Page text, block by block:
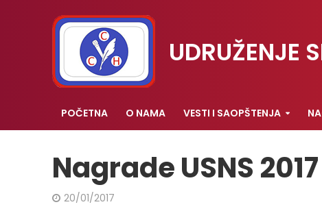
UDRUŽENJE
POČETNA O NAMA VESTI I SAOPŠTENJA
Nagrade USNS
20/01/2017